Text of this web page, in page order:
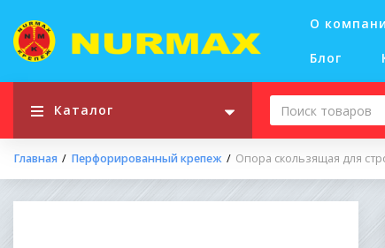
О
Блог
Каталог
Главная Перфорированный крепеж Опора скользящая для